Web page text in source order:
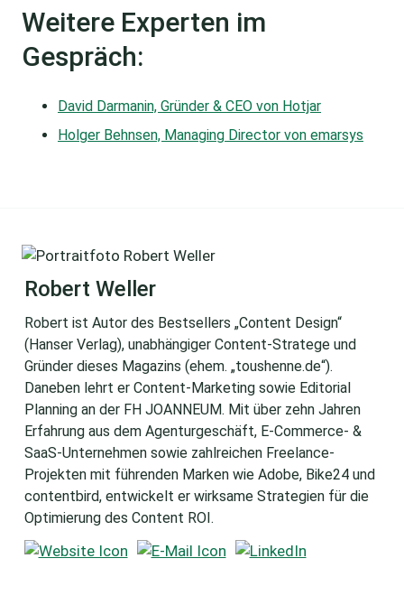
Weitere Experten im
Gespräch:
David Darmanin, Gründer & CEO von Hotjar
Holger Behnsen, Managing Director von emarsys
Robert Weller
Robert ist Autor des Bestsellers „Content Design“
(Hanser Verlag), unabhängiger Content-Stratege und
Gründer dieses Magazins (ehem. „toushenne.de“).
Daneben lehrt er Content-Marketing sowie Editorial
Planning an der FH JOANNEUM. Mit über zehn Jahren
Erfahrung aus dem Agenturgeschäft, E-Commerce- &
SaaS-Unternehmen sowie zahlreichen Freelance-
Projekten mit führenden Marken wie Adobe, Bike24 und
contentbird, entwickelt er wirksame Strategien für die
Optimierung des Content ROI.